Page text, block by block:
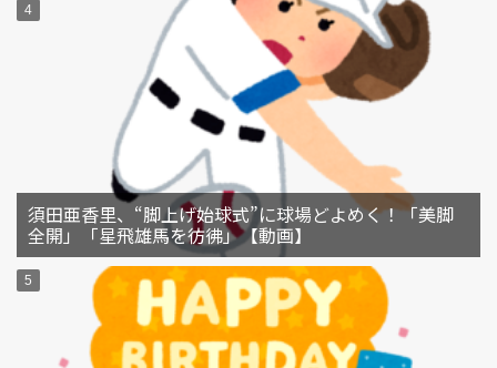
須田亜香里、“脚上げ始球式”に球場どよめく！「美脚
全開」「星飛雄馬を彷彿」【動画】